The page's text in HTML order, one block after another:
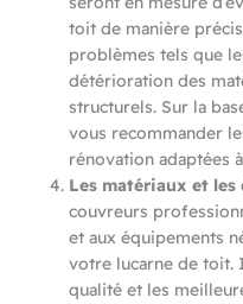
toit de manière
problèmes tels que
détérioration des
structurels. Sur la
vous recommander
rénovation adaptées
Les matériaux et
couvreurs
et aux équipements
votre lucarne de toit.
qualité et les